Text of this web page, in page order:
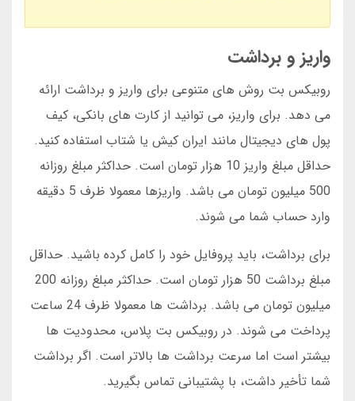
واریز و برداشت
روبیکس بت روش های متنوعی برای واریز و برداشت ارائه
می دهد. برای واریز، می توانید از کارت های بانکی، کیف
پول های دیجیتال مانند ایران کیش یا شتاب استفاده کنید.
حداقل مبلغ واریز 10 هزار تومان است. حداکثر مبلغ روزانه
500 میلیون تومان می باشد. واریزها معمولا ظرف 5 دقیقه
وارد حساب شما می شوند.
برای برداشت، باید پروفایل خود را کامل کرده باشید. حداقل
مبلغ برداشت 50 هزار تومان است. حداکثر مبلغ روزانه 200
میلیون تومان می باشد. برداشت ها معمولا ظرف 24 ساعت
پرداخت می شوند. در روبیکس بت پلاس، محدودیت ها
بیشتر است اما سرعت برداشت ها بالاتر است. اگر برداشت
شما تأخیر داشت، با پشتیبانی تماس بگیرید.